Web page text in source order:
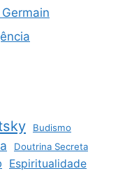
Budismo
Doutrina Secreta
Espiritualidade